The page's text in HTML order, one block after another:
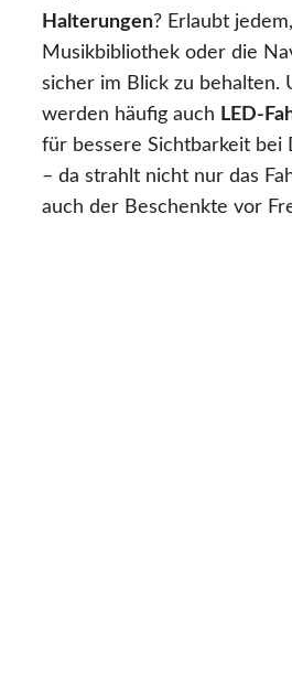
Halterungen? Erlaubt
Musikbibliothek oder die
sicher im Blick zu behalten.
werden häufig auch LED-
für bessere Sichtbarkeit bei
– da strahlt nicht nur das
auch der Beschenkte vor